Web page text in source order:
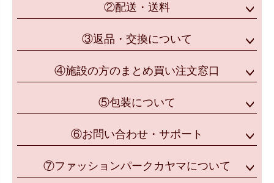
②配送・送料
③返品・交換について
④施設の方のまとめ買い注文窓口
⑤包装について
⑥お問い合わせ・サポート
⑦ファッションパークカヤマについて